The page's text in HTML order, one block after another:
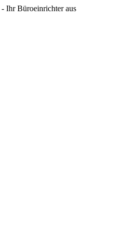
- Ihr Büroeinrichter aus